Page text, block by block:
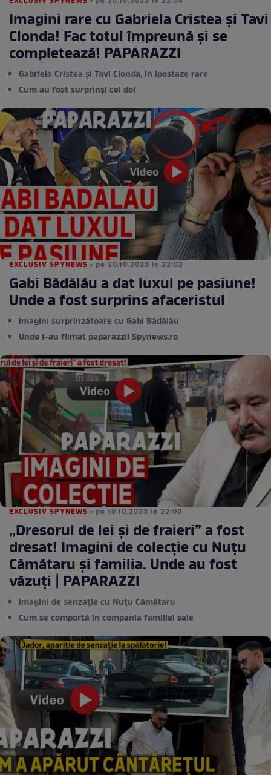
Imagini rare cu Gabriela Cristea şi Tavi
Clonda! Fac totul împreună şi se
completează! PAPARAZZI
Gabriela Cristea și Tavi Clonda, în ipostaze rare
Cum au fost surprinși cei doi
EXCLUSIV SPYNEWS • pe 20.10.2025 la 22:02
Gabi Bădălău a dat luxul pe pasiune!
Unde a fost surprins afaceristul
Imagini surprinzătoare cu Gabi Bădălău
Unde l-au filmat paparazzii Spynews.ro
EXCLUSIV SPYNEWS • pe 19.10.2025 la 22:00
„Dresorul de lei și de fraieri” a fost
dresat! Imagini de colecție cu Nuțu
Cămătaru și familia. Unde au fost
văzuți | PAPARAZZI
Imagini de senzație cu Nuțu Cămătaru
Cum se comportă în compania familiei sale